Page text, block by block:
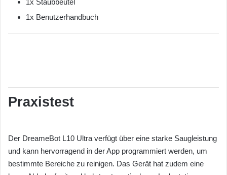
1x Benutzerhandbuch
Praxistest
Der DreameBot L10 Ultra verfügt über eine starke Saugleistung
und kann hervorragend in der App programmiert werden, um
bestimmte Bereiche zu reinigen. Das Gerät hat zudem eine